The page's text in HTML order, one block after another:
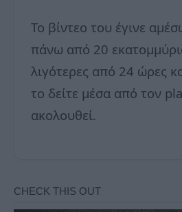
Το βίντεο του έγινε
πάνω από 20
λιγότερες από 24 ώρες
το δείτε μέσα από τον
ακολουθεί.